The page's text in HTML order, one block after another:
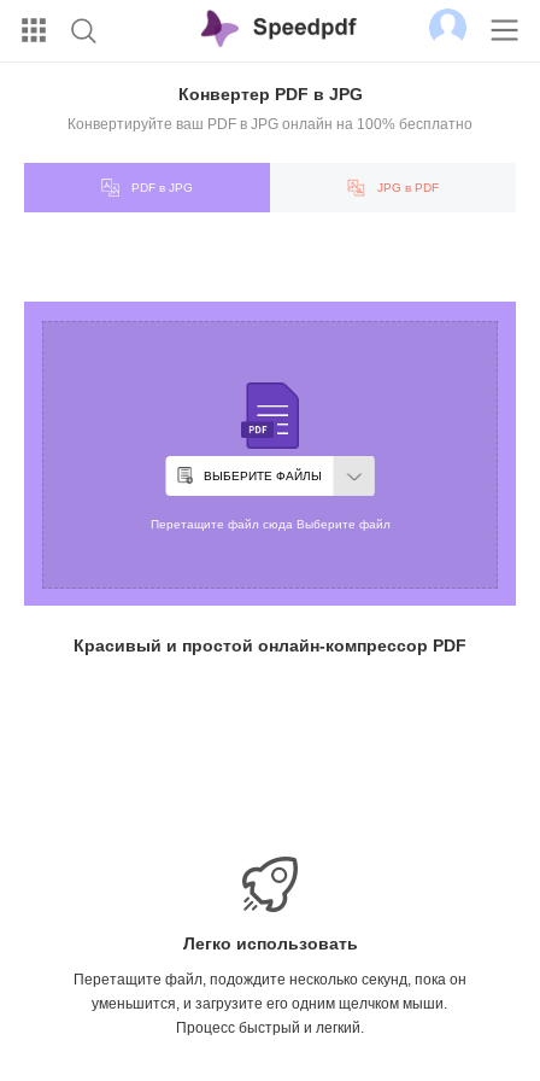
Конвертер PDF в JPG
Конвертируйте ваш PDF в JPG онлайн на 100% бесплатно
PDF в JPG JPG в PDF
ВЫБЕРИТЕ ФАЙЛЫ
Перетащите файл сюда Выберите файл
Красивый и простой онлайн-компрессор PDF
Легко использовать
Перетащите файл, подождите несколько секунд, пока он
уменьшится, и загрузите его одним щелчком мыши.
Процесс быстрый и легкий.